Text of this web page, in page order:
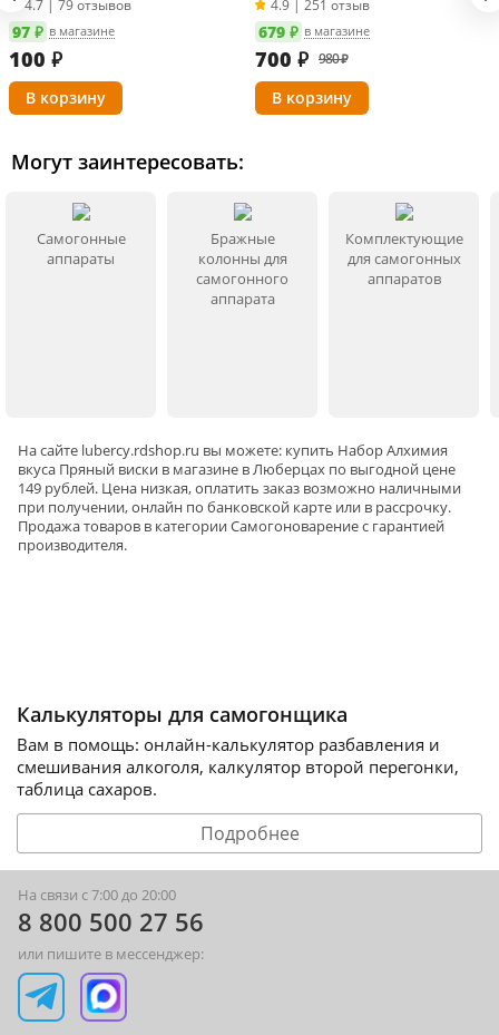
убрать на 3-5 дней в прохладное место для
стабилизации.
Информация о технических характеристиках, комплектации и
внешнем виде товара основывается на последних доступных
4.7 | 79 отзывов
97 ₽ в магазине
100 ₽
4.9 | 251 отзыв
679 ₽ в магазине
700 ₽ 980 ₽
Могут заинтересовать:
Самогонные
аппараты
Бражные
колонны для
самогонного
аппарата
Комплектующие
для самогонных
аппаратов
На сайте lubercy.rdshop.ru вы можете: купить Набор Алхимия
вкуса Пряный виски в магазине в Люберцах по выгодной цене
149 рублей. Цена низкая, оплатить заказ возможно наличными
при получении, онлайн по банковской карте или в рассрочку.
Продажа товаров в категорииСамогоноварениес гарантией
производителя.
Калькуляторы для самогонщика
Вам в помощь: онлайн-калькулятор разбавления и
смешивания алкоголя, калкулятор второй перегонки,
таблица сахаров.
Подробнее
На связи с 7:00 до 20:00
8 800 500 27 56
или пишите в мессенджер: